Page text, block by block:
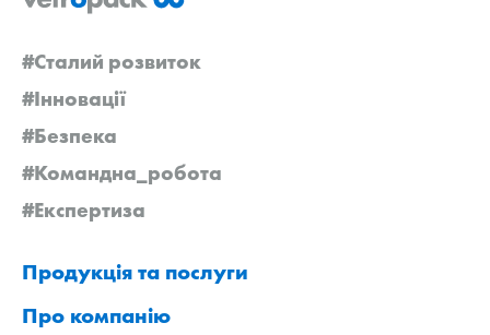
#Сталий розвиток
#Інновації
#Безпека
#Командна_робота
#Експертиза
Продукція та послуги
Про компанію